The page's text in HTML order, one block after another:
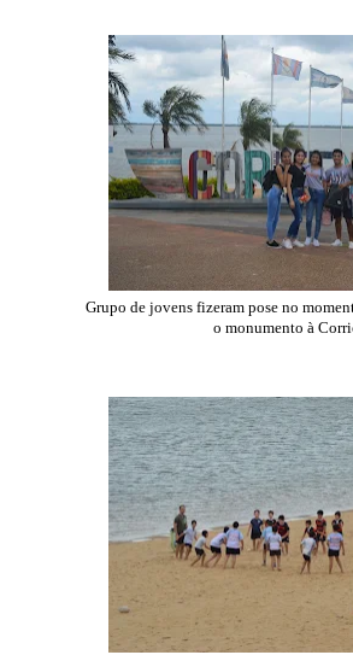
Grupo de jovens fizeram pose no
o monumento à